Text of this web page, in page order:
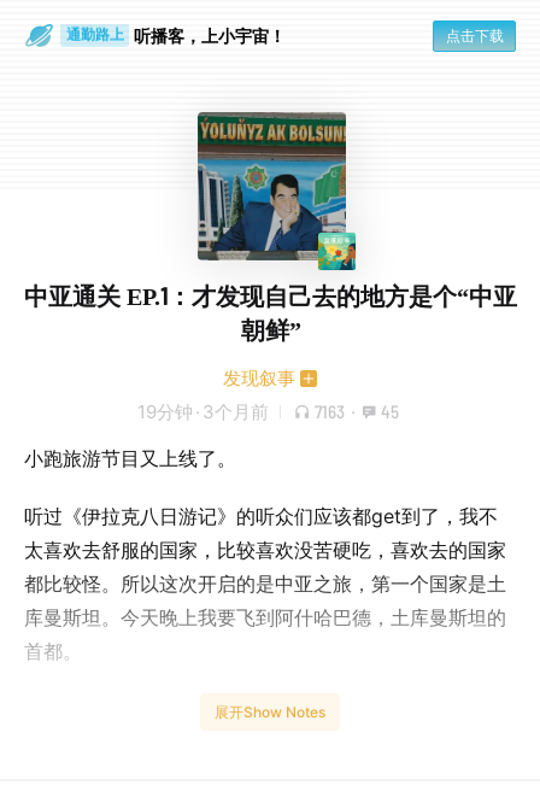
通勤路上 听播客，上小宇宙！ 点击下载
中亚通关 EP.1：才发现自己去的地方是个“中亚
朝鲜”
发现叙事
19分钟 · 3个月前 7163 · 45
小跑旅游节目又上线了。
听过《伊拉克八日游记》的听众们应该都get到了，我不
太喜欢去舒服的国家，比较喜欢没苦硬吃，喜欢去的国家
都比较怪。所以这次开启的是中亚之旅，第一个国家是土
库曼斯坦。今天晚上我要飞到阿什哈巴德，土库曼斯坦的
首都。
三个多月前，我刚刚结束了一趟伊拉克的十日行——那趟
展开Show Notes